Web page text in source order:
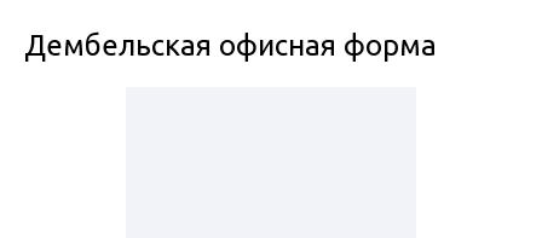
Дембельская офисная форма